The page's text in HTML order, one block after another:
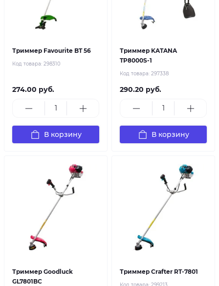
Триммер Favourite BT 56
Код товара: 298310
274.00 руб.
В корзину
Триммер KATANA
TP8000S-1
Код товара: 297338
290.20 руб.
В корзину
Триммер Goodluck
GL7801BC
Триммер Crafter RT-7801